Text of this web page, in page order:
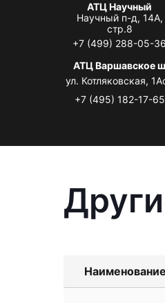
АТЦ Научный
Научный п-д, 14А,
стр.8
+7 (499) 288-05-36
АТЦ Варшавское ш
ул. Котляковская,
+7 (495) 182-17-65
Наименование